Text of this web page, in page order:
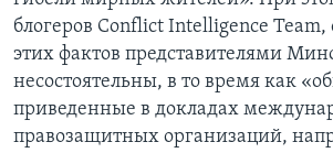
блогеров Conflict Intelligence
этих фактов представителями
несостоятельны, в то время как
приведенные в докладах
правозащитных организаций,